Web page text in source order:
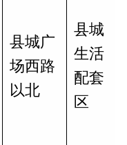
县城广
场西路
以北
县城
生活
配套
区